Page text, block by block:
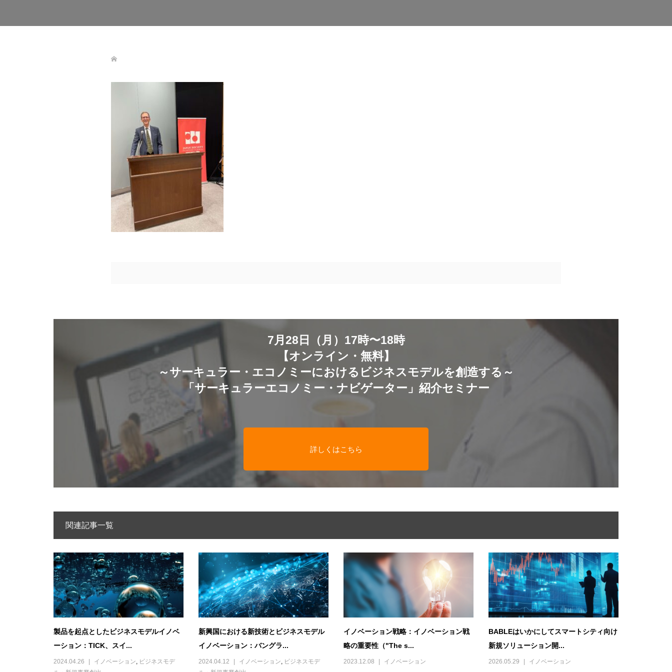
7月28日（月）17時〜18時
【オンライン・無料】
～サーキュラー・エコノミーにおけるビジネスモデルを創造する～
「サーキュラーエコノミー・ナビゲーター」紹介セミナー
詳しくはこちら
関連記事一覧
製品を起点としたビジネスモデルイノベ
ーション：TICK、スイ...
2024.04.26 イノベーション
ビジネスモデ
新興国における新技術とビジネスモデル
イノベーション：バングラ...
2024.04.12 イノベーション
ビジネスモデ
イノベーション戦略：イノベーション戦
略の重要性（"The s...
2023.12.08 イノベーション
BABLEはいかにしてスマートシティ向け
新規ソリューション開...
2026.05.29 イノベーション